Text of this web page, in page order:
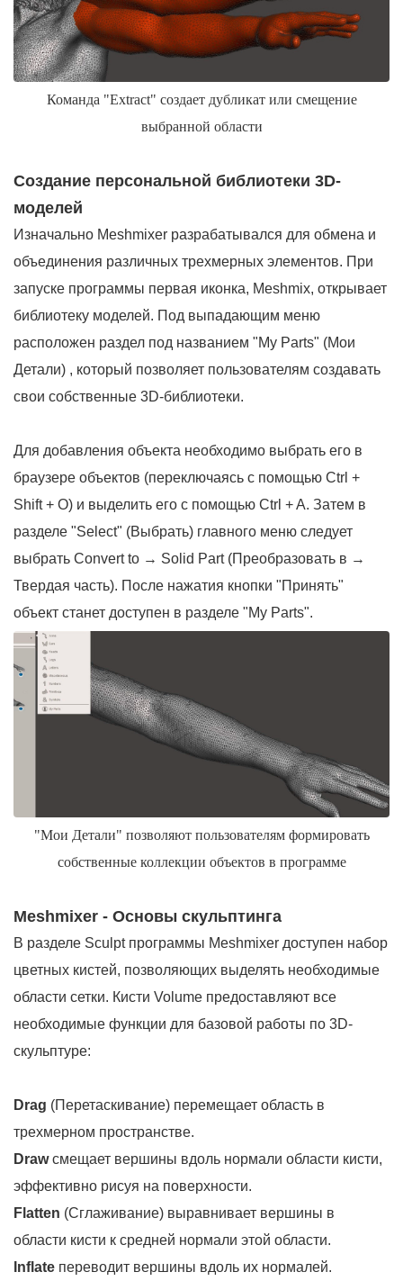
Команда "Extract" создает дубликат или смещение
выбранной области
Создание персональной библиотеки 3D-
моделей
Изначально Meshmixer разрабатывался для обмена и
объединения различных трехмерных элементов. При
запуске программы первая иконка, Meshmix, открывает
библиотеку моделей. Под выпадающим меню
расположен раздел под названием "My Parts" (Мои
Детали) , который позволяет пользователям создавать
свои собственные 3D-библиотеки.
Для добавления объекта необходимо выбрать его в
браузере объектов (переключаясь с помощью Ctrl +
Shift + O) и выделить его с помощью Ctrl + A. Затем в
разделе "Select" (Выбрать) главного меню следует
выбрать Convert to → Solid Part (Преобразовать в →
Твердая часть). После нажатия кнопки "Принять"
объект станет доступен в разделе "My Parts".
"Мои Детали" позволяют пользователям формировать
собственные коллекции объектов в программе
Meshmixer - Основы скульптинга
В разделе Sculpt программы Meshmixer доступен набор
цветных кистей, позволяющих выделять необходимые
области сетки. Кисти Volume предоставляют все
необходимые функции для базовой работы по 3D-
скульптуре:
Drag (Перетаскивание) перемещает область в
трехмерном пространстве.
Drawсмещает вершины вдоль нормали области кисти,
эффективно рисуя на поверхности.
Flatten (Сглаживание) выравнивает вершины в
области кисти к средней нормали этой области.
Inflate переводит вершины вдоль их нормалей.